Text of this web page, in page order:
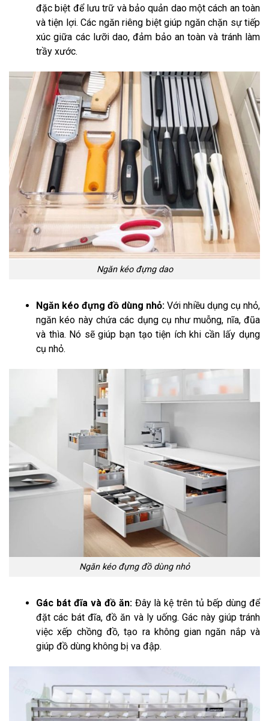
đặc biệt để lưu trữ và bảo quản dao một cách an toàn
và tiện lợi. Các ngăn riêng biệt giúp ngăn chặn sự tiếp
xúc giữa các lưỡi dao, đảm bảo an toàn và tránh làm
trầy xước.
Ngăn kéo đựng dao
Ngăn kéo đựng đồ dùng nhỏ: Với nhiều dụng cụ nhỏ,
ngăn kéo này chứa các dụng cụ như muỗng, nĩa, đũa
và thìa. Nó sẽ giúp bạn tạo tiện ích khi cần lấy dụng
cụ nhỏ.
Ngăn kéo đựng đồ dùng nhỏ
Gác bát đĩa và đồ ăn: Đây là kệ trên tủ bếp dùng để
đặt các bát đĩa, đồ ăn và ly uống. Gác này giúp tránh
việc xếp chồng đồ, tạo ra không gian ngăn nắp và
giúp đồ dùng không bị va đập.